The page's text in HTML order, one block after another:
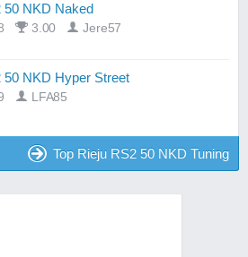
50 NKD Naked
3.00 Jere57
50 NKD Hyper Street
LFA85
Top Rieju RS2 50 NKD Tuning